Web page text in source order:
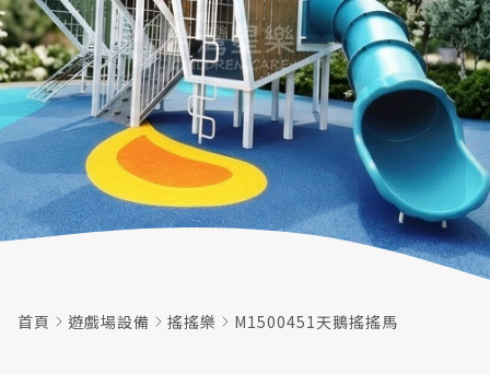
產品介紹
實際案例
聯絡我們
首頁 遊戲場設備 搖搖樂 M1500451天鵝搖搖馬